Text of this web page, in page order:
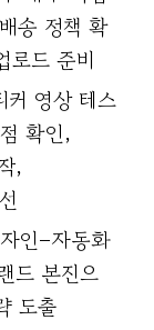
송 정책 확
로드 준비
커 영상 테스
확인,
,
인–자동화
드 본진으
도출